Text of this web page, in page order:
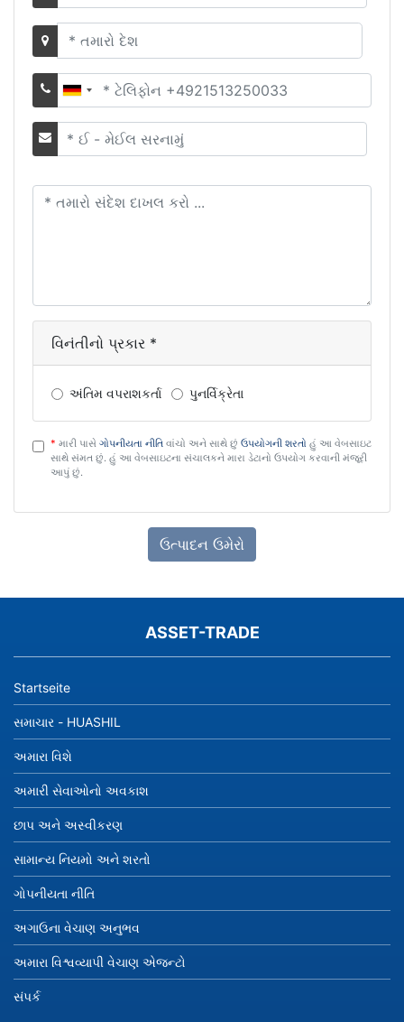
જમીન
ફોન
ઇમેઇલ
તમારો
વિનંતીનો પ્રકાર *
અંતિમ વપરાશકર્તા પુનર્વિક્રેતા
ડીએસજીવીઓ
* મારી પાસે ગોપનીયતા નીતિ વાંચો અને સાથે છું ઉપયોગની શરતો હું આ વેબસાઇટ
સાથે સંમત છું. હું આ વેબસાઇટના સંચાલકને મારા ડેટાનો ઉપયોગ કરવાની મંજૂરી
આપું છું.
છે.
કૃપા
પહેલા
તમારી
પૂછપરછ
યાદીમાં
ઉત્પાદનો
ઉમેરો.
ASSET-TRADE
Startseite
સમાચાર - HUASHIL
અમારા વિશે
અમારી સેવાઓનો અવકાશ
છાપ અને અસ્વીકરણ
સામાન્ય નિયમો અને શરતો
ગોપનીયતા નીતિ
અગાઉના વેચાણ અનુભવ
અમારા વિશ્વવ્યાપી વેચાણ એજન્ટો
સંપર્ક